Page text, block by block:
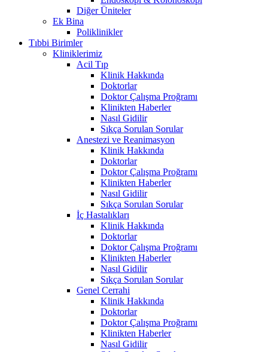
Diğer Üniteler
Ek Bina
Poliklinikler
Tıbbi Birimler
Kliniklerimiz
Acil Tıp
Klinik Hakkında
Doktorlar
Doktor Çalışma Proğramı
Klinikten Haberler
Nasıl Gidilir
Sıkça Sorulan Sorular
Anestezi ve Reanimasyon
Klinik Hakkında
Doktorlar
Doktor Çalışma Proğramı
Klinikten Haberler
Nasıl Gidilir
Sıkça Sorulan Sorular
İç Hastalıkları
Klinik Hakkında
Doktorlar
Doktor Çalışma Proğramı
Klinikten Haberler
Nasıl Gidilir
Sıkça Sorulan Sorular
Genel Cerrahi
Klinik Hakkında
Doktorlar
Doktor Çalışma Proğramı
Klinikten Haberler
Nasıl Gidilir